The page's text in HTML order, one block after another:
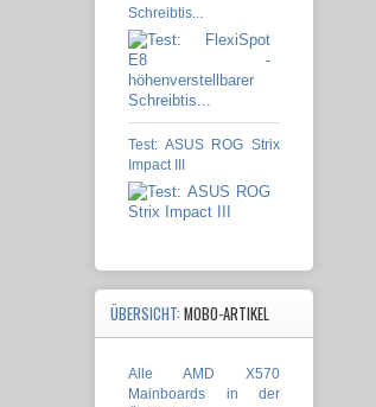
Schreibtis...
Test: ASUS ROG Strix
Impact III
ÜBERSICHT: MOBO-ARTIKEL
Alle AMD X570
Mainboards in der